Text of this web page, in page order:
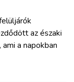
az északi
a napokban